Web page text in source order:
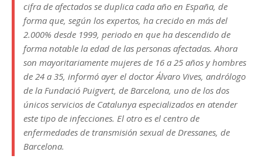
cifra de afectados se duplica cada año en España, de
forma que, según los expertos, ha crecido en más del
2.000% desde 1999, periodo en que ha descendido de
forma notable la edad de las personas afectadas. Ahora
son mayoritariamente mujeres de 16 a 25 años y hombres
de 24 a 35, informó ayer el doctor Álvaro Vives, andrólogo
de la Fundació Puigvert, de Barcelona, uno de los dos
únicos servicios de Catalunya especializados en atender
este tipo de infecciones. El otro es el centro de
enfermedades de transmisión sexual de Dressanes, de
Barcelona.